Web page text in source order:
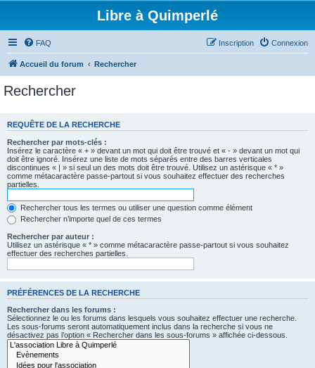
Libre à Quimperlé
FAQ Connexion
Inscription
Accueil du forum Rechercher
Rechercher
REQUÊTE DE LA RECHERCHE
Rechercher par mots-clés :
Insérez le caractère « + » devant un mot qui doit être trouvé et « - » devant un mot qui
doit être ignoré. Insérez une liste de mots séparés entre des barres verticales
discontinues « | » si seul un des mots doit être trouvé. Utilisez un astérisque « * »
comme métacaractère passe-partout si vous souhaitez effectuer des recherches
partielles.
Rechercher tous les termes ou utiliser une question comme élément
Rechercher n’importe quel de ces termes
Rechercher par auteur :
Utilisez un astérisque « * » comme métacaractère passe-partout si vous souhaitez
effectuer des recherches partielles.
PRÉFÉRENCES DE LA RECHERCHE
Rechercher dans les forums :
Sélectionnez le ou les forums dans lesquels vous souhaitez effectuer une recherche.
Les sous-forums seront automatiquement inclus dans la recherche si vous ne
désactivez pas l’option « Rechercher dans les sous-forums » affichée ci-dessous.